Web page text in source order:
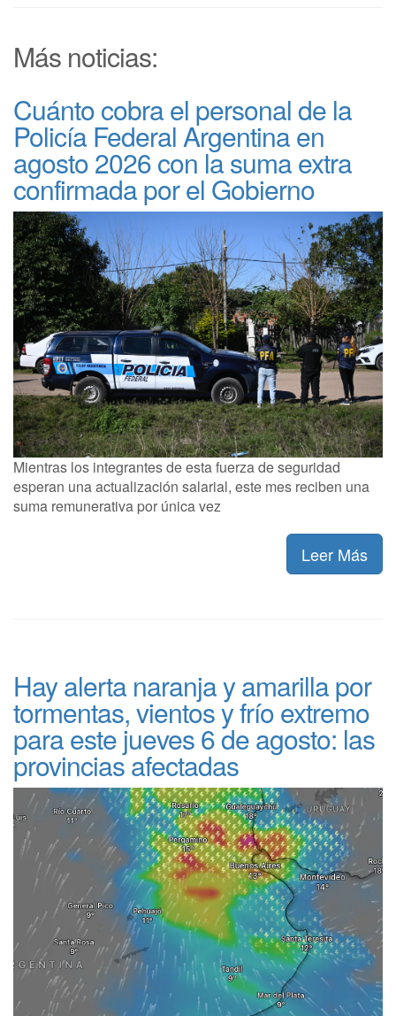
Más noticias:
Cuánto cobra el personal de la
Policía Federal Argentina en
agosto 2026 con la suma extra
confirmada por el Gobierno
Mientras los integrantes de esta fuerza de seguridad
esperan una actualización salarial, este mes reciben una
suma remunerativa por única vez
Leer Más
Hay alerta naranja y amarilla por
tormentas, vientos y frío extremo
para este jueves 6 de agosto: las
provincias afectadas